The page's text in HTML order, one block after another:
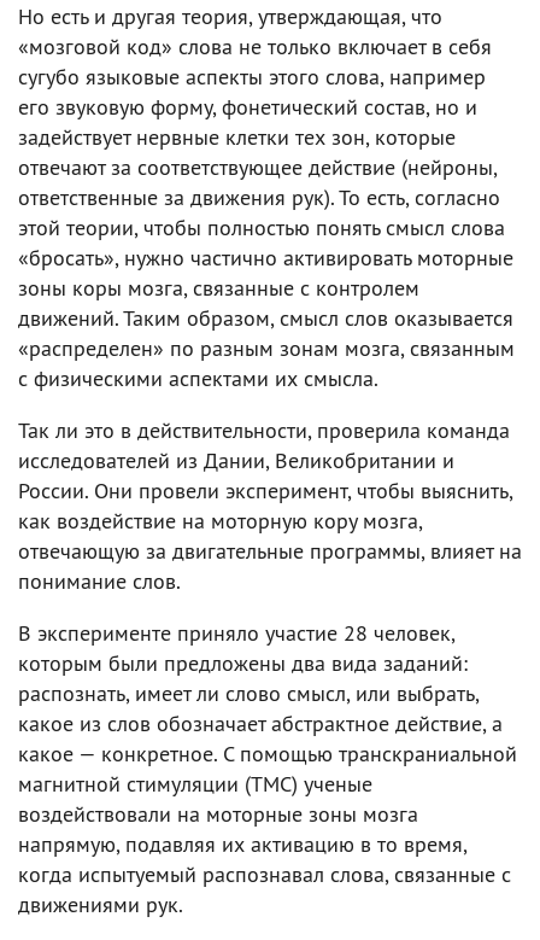
Но есть и другая теория, утверждающая, что
«мозговой код» слова не только включает в себя
сугубо языковые аспекты этого слова, например
его звуковую форму, фонетический состав, но и
задействует нервные клетки тех зон, которые
отвечают за соответствующее действие (нейроны,
ответственные за движения рук). То есть, согласно
этой теории, чтобы полностью понять смысл слова
«бросать», нужно частично активировать моторные
зоны коры мозга, связанные с контролем
движений. Таким образом, смысл слов оказывается
«распределен» по разным зонам мозга, связанным
с физическими аспектами их смысла.
Так ли это в действительности, проверила команда
исследователей из Дании, Великобритании и
России. Они провели эксперимент, чтобы выяснить,
как воздействие на моторную кору мозга,
отвечающую за двигательные программы, влияет на
понимание слов.
В эксперименте приняло участие 28 человек,
которым были предложены два вида заданий:
распознать, имеет ли слово смысл, или выбрать,
какое из слов обозначает абстрактное действие, а
какое — конкретное. С помощью транскраниальной
магнитной стимуляции (ТМС) ученые
воздействовали на моторные зоны мозга
напрямую, подавляя их активацию в то время,
когда испытуемый распознавал слова, связанные с
движениями рук.